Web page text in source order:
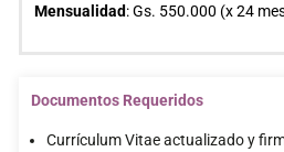
Mensualidad: Gs. 550.000 (x 24
Documentos Requeridos
Currículum Vitae actualizado y